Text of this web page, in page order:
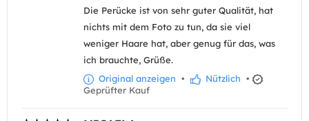
Die Perücke ist von sehr guter Qualität, hat
nichts mit dem Foto zu tun, da sie viel
weniger Haare hat, aber genug für das, was
ich brauchte, Grüße.
Original anzeigen • Nützlich •
Geprüfter Kauf